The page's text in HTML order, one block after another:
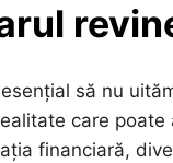
să nu
care
financiară,